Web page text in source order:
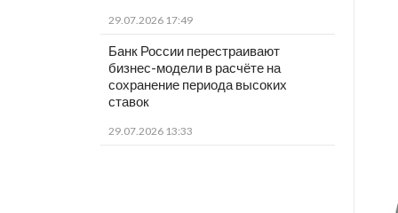
29.07.2026 17:49
Банк России перестраивают
бизнес-модели в расчёте на
сохранение периода высоких
ставок
29.07.2026 13:33